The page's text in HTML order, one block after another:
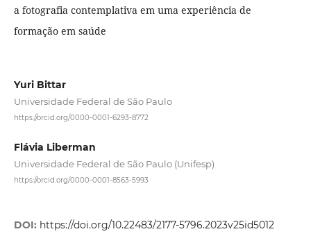
a fotografia contemplativa em uma experiência de
formação em saúde
Yuri Bittar
Universidade Federal de São Paulo
https://orcid.org/0000-0001-6293-8772
Flávia Liberman
Universidade Federal de São Paulo (Unifesp)
https://orcid.org/0000-0001-8563-5993
DOI: https://doi.org/10.22483/2177-5796.2023v25id5012